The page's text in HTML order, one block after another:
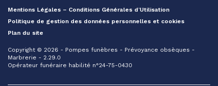
Mentions Légales – Conditions Générales d’Utilisation
Politique de gestion des données personnelles et cookies
Plan du site
Copyright © 2026 - Pompes funèbres - Prévoyance obsèques -
Marbrerie - 2.29.0
Opérateur funéraire habilité n°24-75-0430